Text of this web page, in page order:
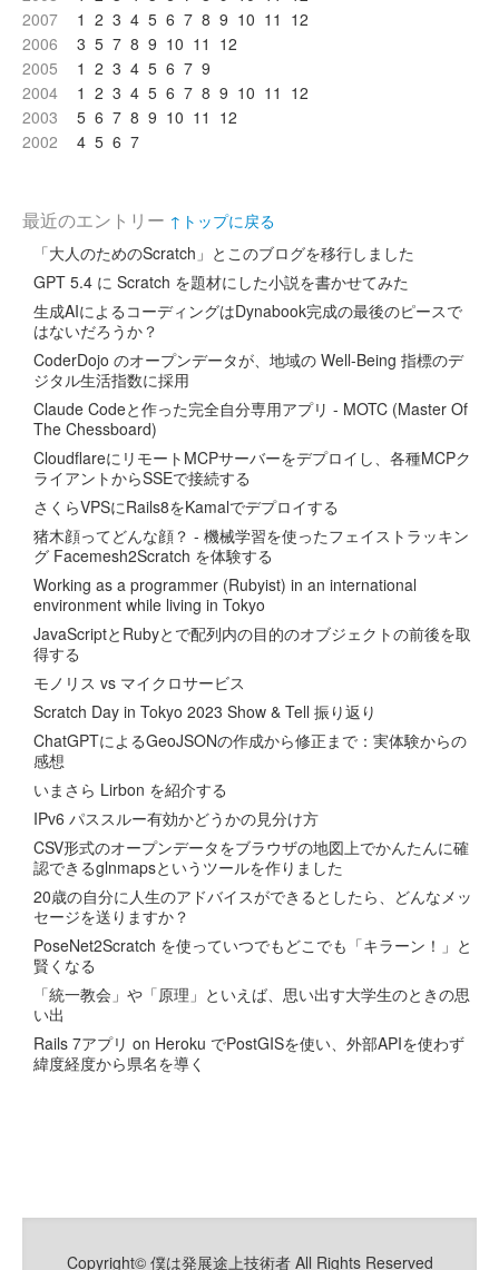
2007
1 2 3 4 5 6 7 8 9 10 11 12
2006
3 5 7 8 9 10 11 12
2005
1 2 3 4 5 6 7 9
2004
1 2 3 4 5 6 7 8 9 10 11 12
2003
5 6 7 8 9 10 11 12
2002
4 5 6 7
最近のエントリー ↑トップに戻る
「大人のためのScratch」とこのブログを移行しました
GPT 5.4 に Scratch を題材にした小説を書かせてみた
生成AIによるコーディングはDynabook完成の最後のピースで
はないだろうか？
CoderDojo のオープンデータが、地域の Well-Being 指標のデ
ジタル生活指数に採用
Claude Codeと作った完全自分専用アプリ - MOTC (Master Of
The Chessboard)
CloudflareにリモートMCPサーバーをデプロイし、各種MCPク
ライアントからSSEで接続する
さくらVPSにRails8をKamalでデプロイする
猪木顔ってどんな顔？ - 機械学習を使ったフェイストラッキン
グ Facemesh2Scratch を体験する
Working as a programmer (Rubyist) in an international
environment while living in Tokyo
JavaScriptとRubyとで配列内の目的のオブジェクトの前後を取
得する
モノリス vs マイクロサービス
Scratch Day in Tokyo 2023 Show & Tell 振り返り
ChatGPTによるGeoJSONの作成から修正まで：実体験からの
感想
いまさら Lirbon を紹介する
IPv6 パススルー有効かどうかの見分け方
CSV形式のオープンデータをブラウザの地図上でかんたんに確
認できるglnmapsというツールを作りました
20歳の自分に人生のアドバイスができるとしたら、どんなメッ
セージを送りますか？
PoseNet2Scratch を使っていつでもどこでも「キラーン！」と
賢くなる
「統一教会」や「原理」といえば、思い出す大学生のときの思
い出
Rails 7アプリ on Heroku でPostGISを使い、外部APIを使わず
緯度経度から県名を導く
Copyright© 僕は発展途上技術者 All Rights Reserved